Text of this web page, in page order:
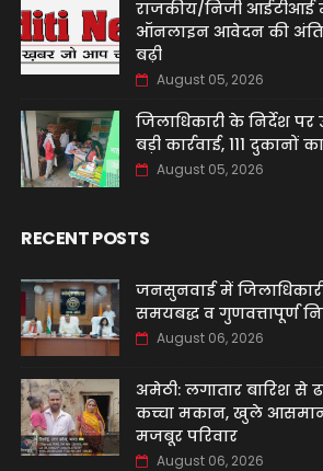
राजकीय/निजी आईटीआई
ऑनलाइन आवेदन की
बढ़ी
August 05, 2026
जिलाधिकारी के निर्देश पर
बड़ी कार्रवाई, 111 दुकानों
August 05, 2026
RECENT POSTS
जनसुनवाई में
समयबद्ध व गुणवत्तापूर्ण
August 06, 2026
अमेठी: लगातार बारिश से
कच्चा मकान, खुले
मजबूर परिवार
August 06, 2026